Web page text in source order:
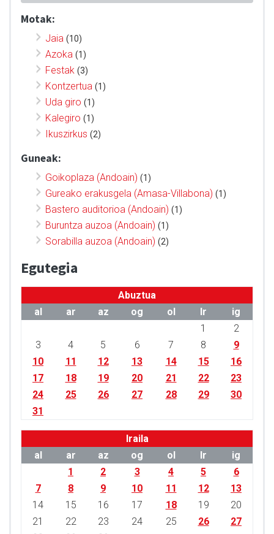
Motak:
Jaia (10)
Azoka (1)
Festak (3)
Kontzertua (1)
Uda giro (1)
Kalegiro (1)
Ikuszirkus (2)
Guneak:
Goikoplaza (Andoain) (1)
Gureako erakusgela (Amasa-Villabona) (1)
Bastero auditorioa (Andoain) (1)
Buruntza auzoa (Andoain) (1)
Sorabilla auzoa (Andoain) (2)
Egutegia
Abuztua
al
ar az og ol lr
ig
1
2
3
4 5 6 7 8
9
10
11 12 13 14 15
16
17
18 19 20 21 22
23
24
25 26 27 28 29
30
31
Iraila
al
ar az og ol lr
ig
1
2 3 4 5
6
7
8 9 10 11 12
13
14
15 16 17 18 19
20
21
22 23 24 25 26
27